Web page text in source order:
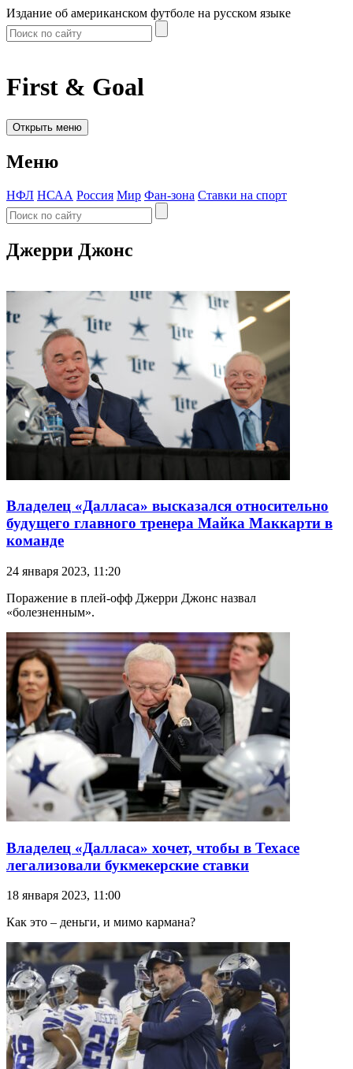
Издание об американском футболе на русском языке
First & Goal
Открыть меню
Меню
НФЛ НСАА Россия Мир Фан-зона Ставки на спорт
Джерри Джонс
Владелец «Далласа» высказался относительно
будущего главного тренера Майка Маккарти в
команде
24 января 2023, 11:20
Поражение в плей-офф Джерри Джонс назвал
«болезненным».
Владелец «Далласа» хочет, чтобы в Техасе
легализовали букмекерские ставки
18 января 2023, 11:00
Как это – деньги, и мимо кармана?